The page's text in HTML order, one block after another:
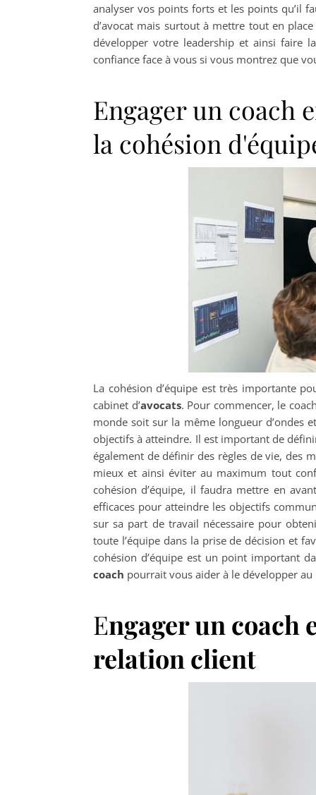
analyser vos points forts et les points qu’il
d’avocat mais surtout à mettre tout en
développer votre leadership et ainsi faire
confiance face à vous si vous montrez que
Engager un coach
la cohésion
La cohésion d’équipe est très importante
cabinet d’avocats. Pour commencer, le
monde soit sur la même longueur d’ondes
objectifs à atteindre. Il est important de
également de définir des règles de vie, des
mieux et ainsi éviter au maximum tout
cohésion d’équipe, il faudra mettre en
efficaces pour atteindre les objectifs
sur sa part de travail nécessaire pour
toute l’équipe dans la prise de décision et
cohésion d’équipe est un point important
coach pourrait vous aider à le développer
Engager un coach
relation client